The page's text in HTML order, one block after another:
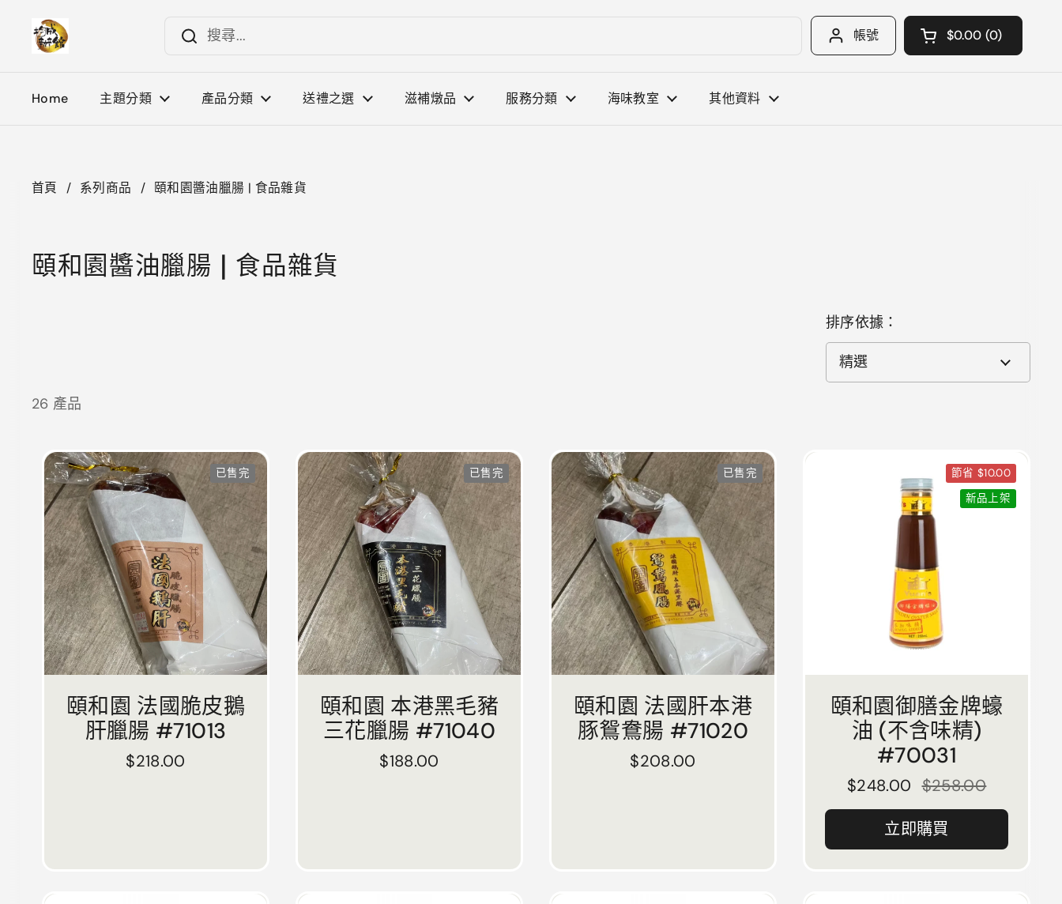
帳號 開啟購物車
購物車 總計:
$0.00 0
您購物車中的 產品
Home 主題分類 產品分類 送禮之選 滋補燉品 服務分類 海味教室 其他資料
首頁 / 系列商品 / 頤和園醬油臘腸 | 食品雜貨
頤和園醬油臘腸 | 食品雜貨
排序依據：
26 產品
頤和園 法國脆皮鵝
肝臘腸 #71013
正常價格
$218.00
已售完
頤和園 本港黑毛豬
三花臘腸 #71040
正常價格
$188.00
已售完
頤和園 法國肝本港
豚鴛鴦腸 #71020
正常價格
$208.00
已售完
頤和園御膳金牌蠔
油 (不含味精)
#70031
正常價格
$248.00 售價
$258.00
立即購買
節省 $10.00
新品上架